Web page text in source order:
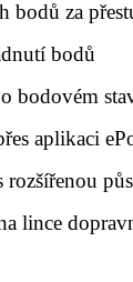
bodů za
bodů
bodovém
aplikaci
rozšířenou
lince